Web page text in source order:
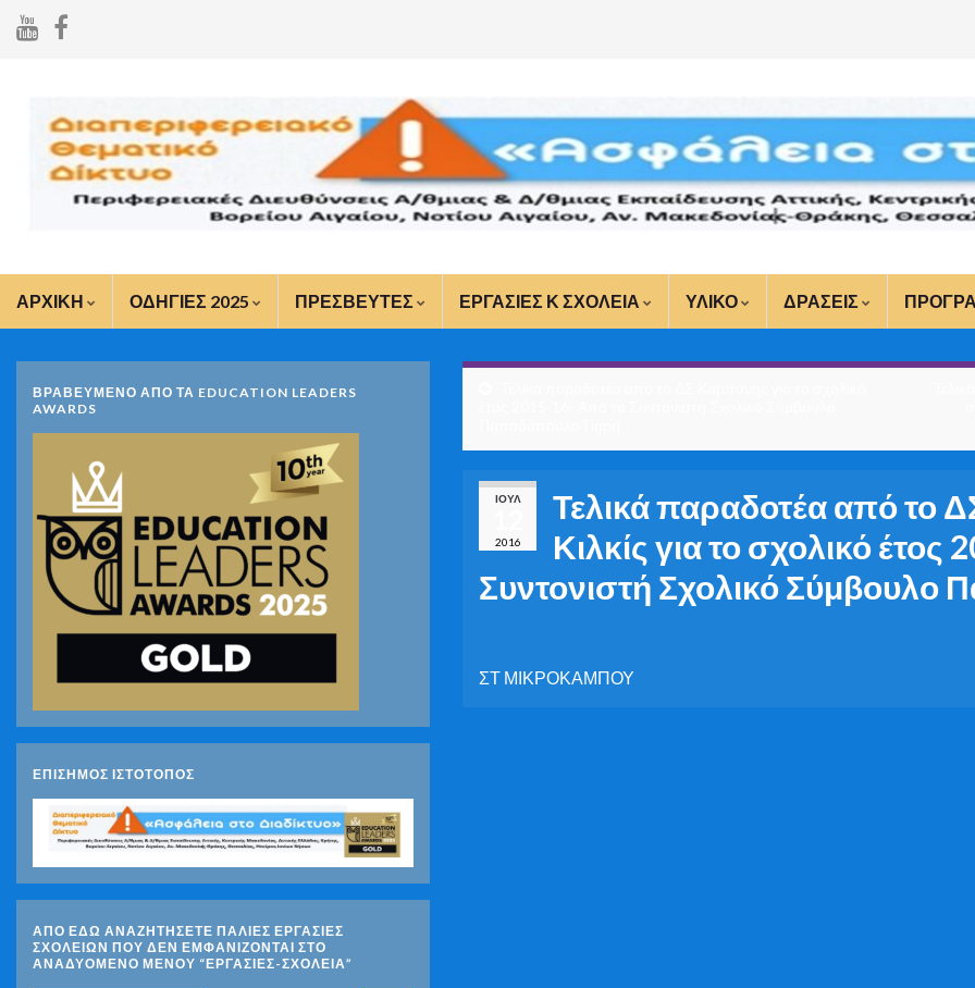
ΑΡΧΙΚΗ ΟΔΗΓΙΕΣ 2025 ΠΡΕΣΒΕΥΤΕΣ ΕΡΓΑΣΙΕΣ Κ ΣΧΟΛΕΙΑ ΥΛΙΚΟ ΔΡΑΣΕΙΣ
ΙΟΎΛ
2016
Τελικά παραδοτέα από το
Κιλκίς για το σχολικό
Συντονιστή Σχολικό
ΣΤ ΜΙΚΡΟΚΑΜΠΟΥ
ΒΡΑΒΕΥΜΕΝΟ ΑΠΟ ΤΑ EDUCATION LEADERS
AWARDS
ΕΠΙΣΗΜΟΣ ΙΣΤΟΤΟΠΟΣ
ΑΠΟ ΕΔΩ ΑΝΑΖΗΤΗΣΕΤΕ ΠΑΛΙΕΣ ΕΡΓΑΣΙΕΣ
ΣΧΟΛΕΙΩΝ ΠΟΥ ΔΕΝ ΕΜΦΑΝΙΖΟΝΤΑΙ ΣΤΟ
ΑΝΑΔΥΟΜΕΝΟ ΜΕΝΟΥ “ΕΡΓΑΣΙΕΣ-ΣΧΟΛΕΙΑ”